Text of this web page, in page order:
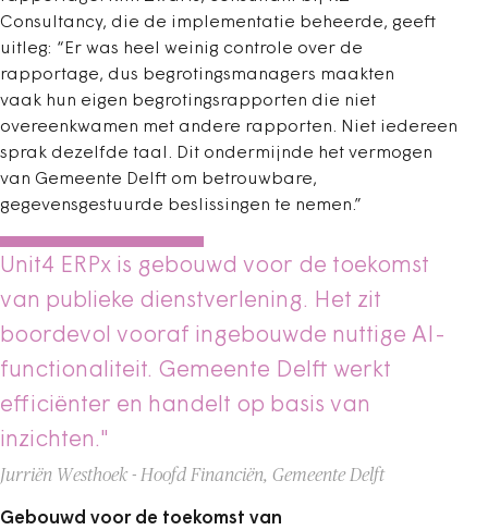
Consultancy, die de implementatie beheerde, geeft
uitleg: “Er was heel weinig controle over de
rapportage, dus begrotingsmanagers maakten
vaak hun eigen begrotingsrapporten die niet
overeenkwamen met andere rapporten. Niet iedereen
sprak dezelfde taal. Dit ondermijnde het vermogen
van Gemeente Delft om betrouwbare,
gegevensgestuurde beslissingen te nemen.”
Unit4 ERPx is gebouwd voor de toekomst
van publieke dienstverlening. Het zit
boordevol vooraf ingebouwde nuttige AI-
functionaliteit. Gemeente Delft werkt
efficiënter en handelt op basis van
inzichten."
Jurriën Westhoek - Hoofd Financiën, Gemeente Delft
Gebouwd voor de toekomst van